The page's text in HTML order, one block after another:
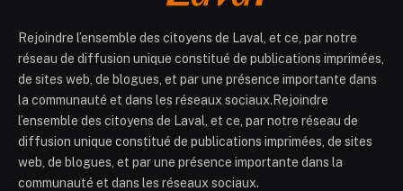
Rejoindre l’ensemble des citoyens de Laval, et ce, par notre
réseau de diffusion unique constitué de publications imprimées,
de sites web, de blogues, et par une présence importante dans
la communauté et dans les réseaux sociaux.Rejoindre
l’ensemble des citoyens de Laval, et ce, par notre réseau de
diffusion unique constitué de publications imprimées, de sites
web, de blogues, et par une présence importante dans la
communauté et dans les réseaux sociaux.